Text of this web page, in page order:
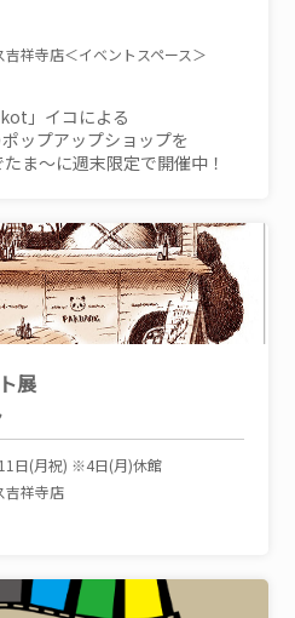
祥寺店＜イベントスペース＞
」イコによる
ップアップショップを
ま～に週末限定で開催中！
展
日(月祝) ※4日(月)休館
吉祥寺店